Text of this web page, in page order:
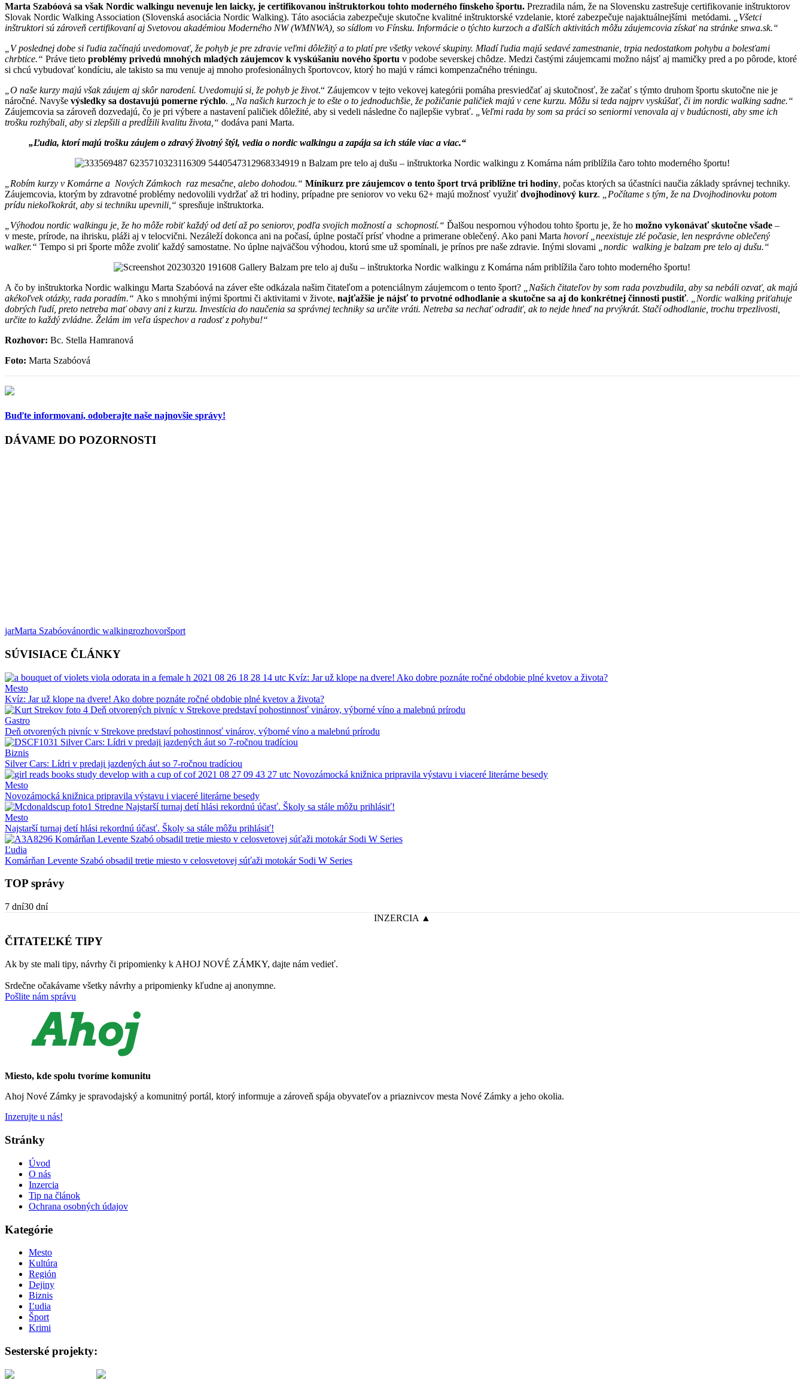
Marta Szabóová sa však Nordic walkingu nevenuje len laicky, je certifikovanou inštruktorkou tohto moderného fínskeho športu. Prezradila nám, že na Slovensku zastrešuje certifikovanie inštruktorov
Slovak Nordic Walking Association (Slovenská asociácia Nordic Walking). Táto asociácia zabezpečuje skutočne kvalitné inštruktorské vzdelanie, ktoré zabezpečuje najaktuálnejšími metódami.
„Všetci
inštruktori sú zároveň certifikovaní aj Svetovou akadémiou Moderného NW (WMNWA), so sídlom vo Fínsku. Informácie o týchto kurzoch a ďalších aktivitách môžu záujemcovia získať na stránke snwa.sk.“
„V poslednej dobe si ľudia začínajú uvedomovať, že pohyb je pre zdravie veľmi dôležitý a to platí pre všetky vekové skupiny. Mladí ľudia majú sedavé zamestnanie, trpia nedostatkom pohybu a bolesťami
chrbtice.“ Práve tieto problémy privedú mnohých mladých záujemcov k vyskúšaniu nového športu v podobe severskej chôdze. Medzi častými záujemcami možno nájsť aj mamičky pred a po pôrode, ktoré
si chcú vybudovať kondíciu, ale takisto sa mu venuje aj mnoho profesionálnych športovcov, ktorý ho majú v rámci kompenzačného tréningu.
„O naše kurzy majú však záujem aj skôr narodení. Uvedomujú si, že pohyb je život.“ Záujemcov v tejto vekovej kategórii pomáha presviedčať aj skutočnosť, že začať s týmto druhom športu skutočne nie je
náročné. Navyše výsledky sa dostavujú pomerne rýchlo.
„Na našich kurzoch je to ešte o to jednoduchšie, že požičanie paličiek majú v cene kurzu. Môžu si teda najprv vyskúšať, či im nordic walking sadne.“
Záujemcovia sa zároveň dozvedajú, čo je pri výbere a nastavení paličiek dôležité, aby si vedeli následne čo najlepšie vybrať.
„Veľmi rada by som sa práci so seniormi venovala aj v budúcnosti, aby sme ich
trošku rozhýbali, aby si zlepšili a predĺžili kvalitu života,“ dodáva pani Marta.
„Ľudia, ktorí majú trošku záujem o zdravý životný štýl, vedia o nordic walkingu a zapája sa ich stále viac a viac.“
„Robím kurzy v Komárne a Nových Zámkoch raz mesačne, alebo dohodou.“ Mínikurz pre záujemcov o tento šport trvá približne tri hodiny, počas ktorých sa účastníci naučia základy správnej techniky.
Záujemcovia, ktorým by zdravotné problémy nedovolili vydržať až tri hodiny, prípadne pre seniorov vo veku 62+ majú možnosť využiť dvojhodinový kurz.
„Počítame s tým, že na Dvojhodinovku potom
prídu niekoľkokrát, aby si techniku upevnili,“ spresňuje inštruktorka.
„Výhodou nordic walkingu je, že ho môže robiť každý od detí až po seniorov, podľa svojich možností a schopností.“ Ďalšou nespornou výhodou tohto športu je, že ho možno vykonávať skutočne všade –
v meste, prírode, na ihrisku, pláži aj v telocvični. Nezáleží dokonca ani na počasí, úplne postačí prísť vhodne a primerane oblečený. Ako pani Marta hovorí „neexistuje zlé počasie, len nesprávne oblečený
walker.“ Tempo si pri športe môže zvoliť každý samostatne. No úplne najväčšou výhodou, ktorú sme už spomínali, je prínos pre naše zdravie. Inými slovami „nordic walking je balzam pre telo aj dušu.“
A čo by inštruktorka Nordic walkingu Marta Szabóová na záver ešte odkázala našim čitateľom a potenciálnym záujemcom o tento šport?
„Našich čitateľov by som rada povzbudila, aby sa nebáli ozvať, ak majú
akékoľvek otázky, rada poradím.“ Ako s mnohými inými športmi či aktivitami v živote, najťažšie je nájsť to prvotné odhodlanie a skutočne sa aj do konkrétnej činnosti pustiť.
„Nordic walking priťahuje
dobrých ľudí, preto netreba mať obavy ani z kurzu. Investícia do naučenia sa správnej techniky sa určite vráti. Netreba sa nechať odradiť, ak to nejde hneď na prvýkrát. Stačí odhodlanie, trochu trpezlivosti,
určite to každý zvládne. Želám im veľa úspechov a radosť z pohybu!“
Rozhovor: Bc. Stella Hamranová
Foto: Marta Szabóová
Buďte informovaní, odoberajte naše najnovšie správy!
DÁVAME DO POZORNOSTI
jarMarta Szabóovánordic walkingrozhovoršport
SÚVISIACE ČLÁNKY
Mesto
Kvíz: Jar už klope na dvere! Ako dobre poznáte ročné obdobie plné kvetov a života?
Gastro
Deň otvorených pivníc v Strekove predstaví pohostinnosť vinárov, výborné víno a malebnú prírodu
Biznis
Silver Cars: Lídri v predaji jazdených áut so 7-ročnou tradíciou
Mesto
Novozámocká knižnica pripravila výstavu i viaceré literárne besedy
Mesto
Najstarší turnaj detí hlási rekordnú účasť. Školy sa stále môžu prihlásiť!
Ľudia
Komárňan Levente Szabó obsadil tretie miesto v celosvetovej súťaži motokár Sodi W Series
TOP správy
7 dní30 dní
INZERCIA ▲
ČITATEĽKÉ TIPY
Ak by ste mali tipy, návrhy či pripomienky k AHOJ NOVÉ ZÁMKY, dajte nám vedieť.
Srdečne očakávame všetky návrhy a pripomienky kľudne aj anonymne.
Pošlite nám správu
Miesto, kde spolu tvoríme komunitu
Ahoj Nové Zámky je spravodajský a komunitný portál, ktorý informuje a zároveň spája obyvateľov a priaznivcov mesta Nové Zámky a jeho okolia.
Inzerujte u nás!
Stránky
Úvod
O nás
Inzercia
Tip na článok
Ochrana osobných údajov
Kategórie
Mesto
Kultúra
Región
Dejiny
Biznis
Ľudia
Šport
Krimi
Sesterské projekty: